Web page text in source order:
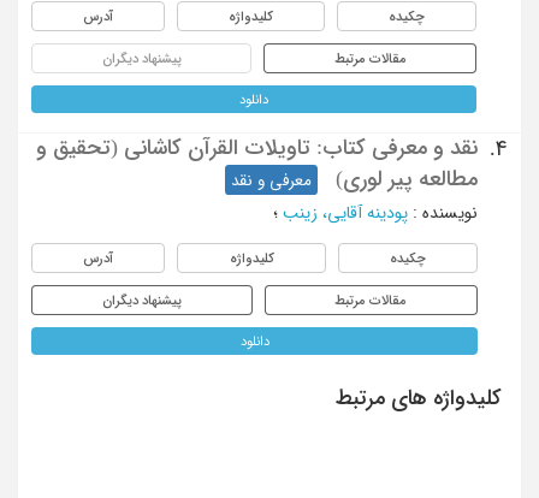
چکیده کلیدواژه آدرس
مقالات مرتبط پیشنهاد دیگران
دانلود
4.
نقد و معرفی کتاب: تاویلات القرآن کاشانی (تحقیق و
مطالعه پیر لوری)
معرفی و نقد
نویسنده : پودینه آقایی، زینب ؛
چکیده کلیدواژه آدرس
مقالات مرتبط پیشنهاد دیگران
دانلود
کلیدواژه های مرتبط